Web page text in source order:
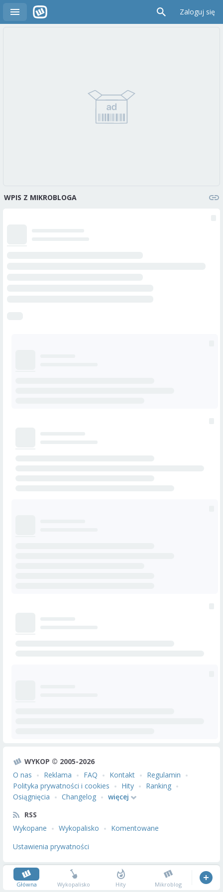
Zaloguj się
WPIS Z MIKROBLOGA
WYKOP © 2005-2026
O nas
Reklama FAQ Kontakt
Regulamin
Polityka prywatności i cookies
Hity
Ranking
Osiągnięcia
Changelog
więcej
RSS
Wykopane
Wykopalisko
Komentowane
Ustawienia prywatności
Główna Wykopalisko Hity Mikroblog